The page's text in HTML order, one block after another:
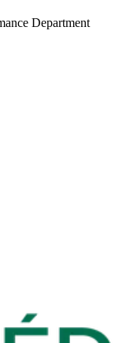
Department